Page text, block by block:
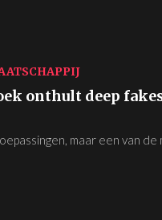
onthult deep
maar een van